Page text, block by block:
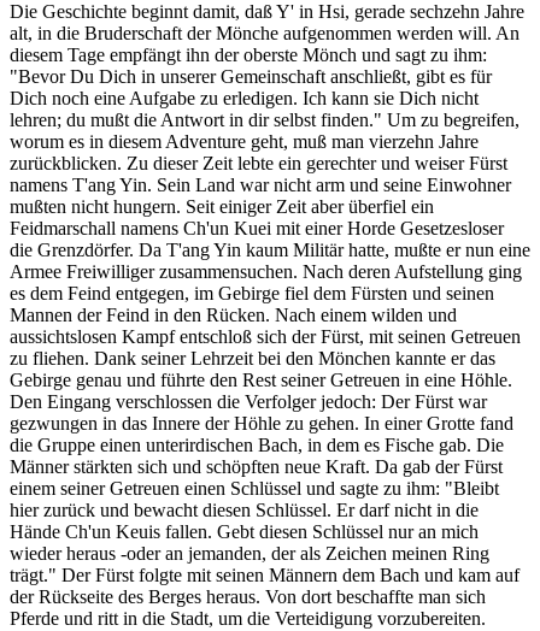
Die Geschichte beginnt damit, daß Y' in Hsi, gerade sechzehn Jahre
alt, in die Bruderschaft der Mönche aufgenommen werden will. An
diesem Tage empfängt ihn der oberste Mönch und sagt zu ihm:
"Bevor Du Dich in unserer Gemeinschaft anschließt, gibt es für
Dich noch eine Aufgabe zu erledigen. Ich kann sie Dich nicht
lehren; du mußt die Antwort in dir selbst finden." Um zu begreifen,
worum es in diesem Adventure geht, muß man vierzehn Jahre
zurückblicken. Zu dieser Zeit lebte ein gerechter und weiser Fürst
namens T'ang Yin. Sein Land war nicht arm und seine Einwohner
mußten nicht hungern. Seit einiger Zeit aber überfiel ein
Feidmarschall namens Ch'un Kuei mit einer Horde Gesetzesloser
die Grenzdörfer. Da T'ang Yin kaum Militär hatte, mußte er nun eine
Armee Freiwilliger zusammensuchen. Nach deren Aufstellung ging
es dem Feind entgegen, im Gebirge fiel dem Fürsten und seinen
Mannen der Feind in den Rücken. Nach einem wilden und
aussichtslosen Kampf entschloß sich der Fürst, mit seinen Getreuen
zu fliehen. Dank seiner Lehrzeit bei den Mönchen kannte er das
Gebirge genau und führte den Rest seiner Getreuen in eine Höhle.
Den Eingang verschlossen die Verfolger jedoch: Der Fürst war
gezwungen in das Innere der Höhle zu gehen. In einer Grotte fand
die Gruppe einen unterirdischen Bach, in dem es Fische gab. Die
Männer stärkten sich und schöpften neue Kraft. Da gab der Fürst
einem seiner Getreuen einen Schlüssel und sagte zu ihm: "Bleibt
hier zurück und bewacht diesen Schlüssel. Er darf nicht in die
Hände Ch'un Keuis fallen. Gebt diesen Schlüssel nur an mich
wieder heraus -oder an jemanden, der als Zeichen meinen Ring
trägt." Der Fürst folgte mit seinen Männern dem Bach und kam auf
der Rückseite des Berges heraus. Von dort beschaffte man sich
Pferde und ritt in die Stadt, um die Verteidigung vorzubereiten.